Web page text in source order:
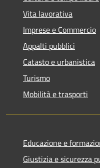
Vita lavorativa
Imprese e Commercio
Appalti pubblici
Catasto e urbanistica
Turismo
Mobilità e trasporti
Educazione e
Giustizia e sicurezza